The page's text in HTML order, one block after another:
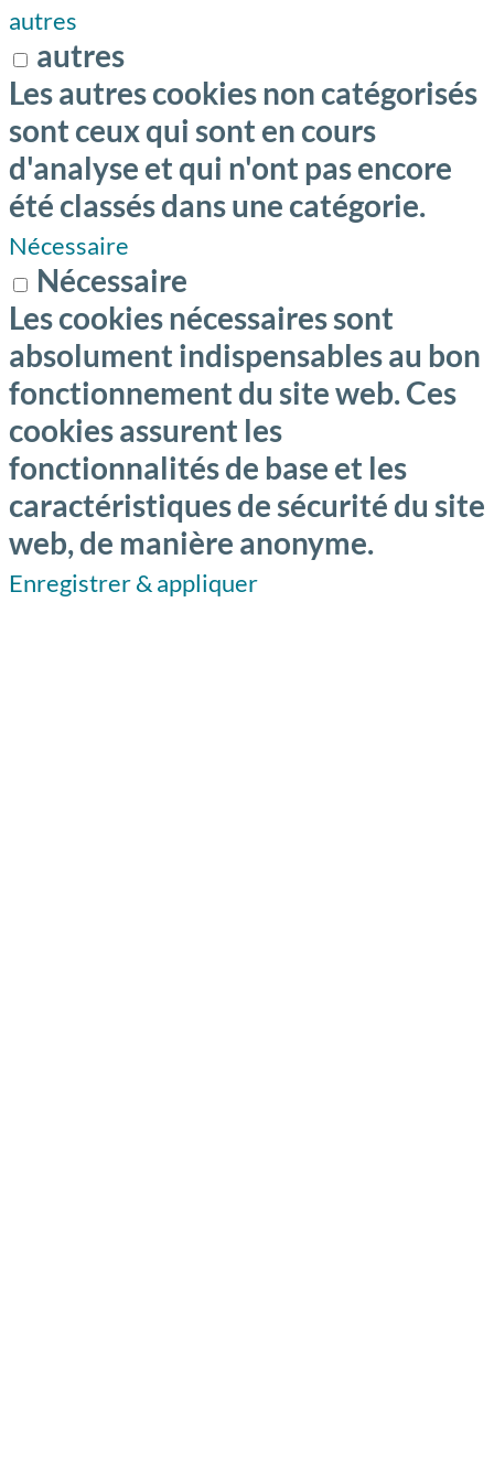
autres
autres
Les autres cookies non catégorisés
sont ceux qui sont en cours
d'analyse et qui n'ont pas encore
été classés dans une catégorie.
Nécessaire
Nécessaire
Les cookies nécessaires sont
absolument indispensables au bon
fonctionnement du site web. Ces
cookies assurent les
fonctionnalités de base et les
caractéristiques de sécurité du site
web, de manière anonyme.
Enregistrer & appliquer